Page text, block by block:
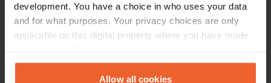
development. You have a choice in who uses your data
and for what purposes. Your privacy choices are only
applicable on this digital property where you have made
any time from the Cookie Declaration or by clicking on
the Privacy trigger icon.Allow all cookies
Emplacement
E25
8279, Mamer, Luxembourg
Coordonnées
49° 38' 9" N 5° 58' 25" E